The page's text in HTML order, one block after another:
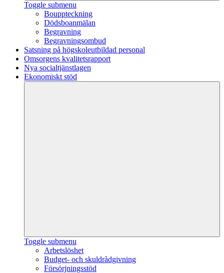
Toggle submenu
Bouppteckning
Dödsboanmälan
Begravning
Begravningsombud
Satsning på högskoleutbildad personal
Omsorgens kvalitetsrapport
Nya socialtjänstlagen
Ekonomiskt stöd
Toggle submenu
Arbetslöshet
Budget- och skuldrådgivning
Försörjningsstöd